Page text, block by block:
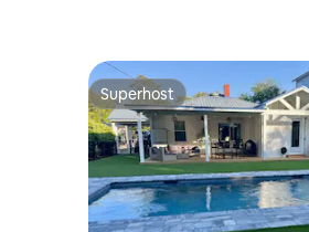
Superhost
Superhost